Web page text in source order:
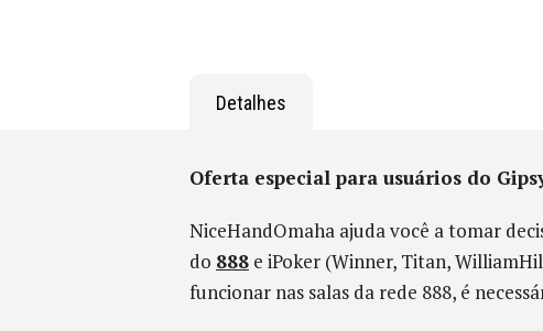
Detalhes
Oferta especial para usuários do
NiceHandOmaha ajuda você a tomar
do 888 e iPoker (Winner, Titan,
funcionar nas salas da rede 888, é